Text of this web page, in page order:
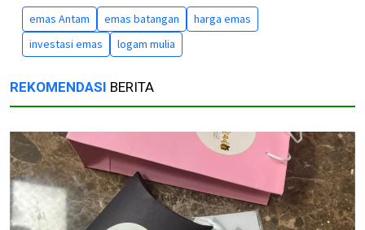
emas Antam emas batangan
harga emas
investasi emas
logam mulia
REKOMENDASI BERITA